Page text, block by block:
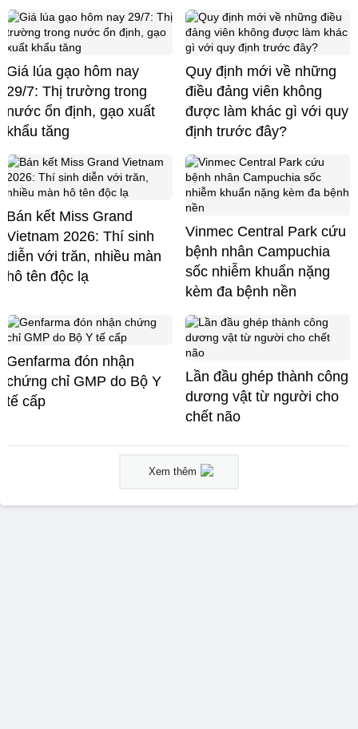
Giá lúa gạo hôm nay
29/7: Thị trường trong
nước ổn định, gạo xuất
khẩu tăng
Quy định mới về những
điều đảng viên không
được làm khác gì với quy
định trước đây?
Bán kết Miss Grand
Vietnam 2026: Thí sinh
diễn với trăn, nhiều màn
hô tên độc lạ
Vinmec Central Park cứu
bệnh nhân Campuchia
sốc nhiễm khuẩn nặng
kèm đa bệnh nền
Genfarma đón nhận
chứng chỉ GMP do Bộ Y
tế cấp
Lần đầu ghép thành công
dương vật từ người cho
chết não
Xem thêm